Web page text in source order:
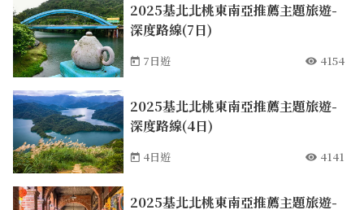
2025基北北桃東南亞推薦主題旅遊-
深度路線(7日)
7日遊 4154
2025基北北桃東南亞推薦主題旅遊-
深度路線(4日)
4日遊 4141
2025基北北桃東南亞推薦主題旅遊-